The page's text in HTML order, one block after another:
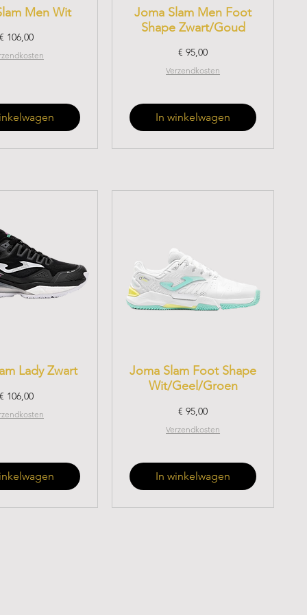
Men Wit
Prijs
€ 106,00
Joma Slam Men Foot
Shape Zwart/Goud
Prijs
€ 95,00
Verzendkosten
In winkelwagen
Lady Zwart
Prijs
€ 106,00
Joma Slam Foot Shape
Wit/Geel/Groen
Prijs
€ 95,00
Verzendkosten
In winkelwagen